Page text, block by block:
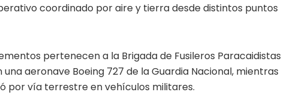
coordinado por aire y tierra desde distintos puntos
pertenecen a la Brigada de Fusileros Paracaidistas
aeronave Boeing 727 de la Guardia Nacional, mientras
por vía terrestre en vehículos militares.